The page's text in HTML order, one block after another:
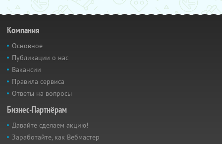
Компания
Основное
Публикации о нас
Вакансии
Правила сервиса
Ответы на вопросы
Бизнес-Партнёрам
Давайте сделаем акцию!
Заработайте, как Вебмастер